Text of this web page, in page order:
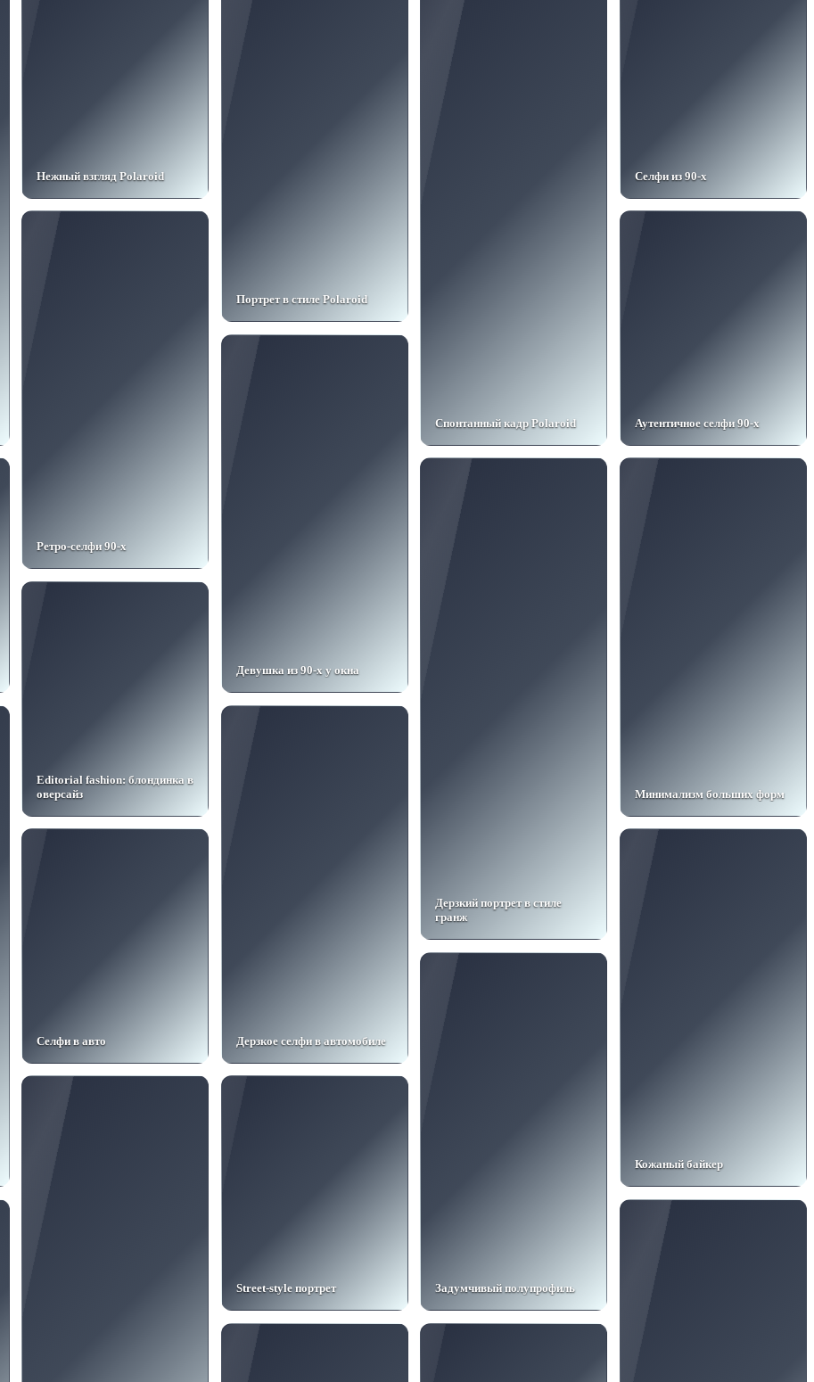
Нежный взгляд Polaroid
Портрет в стиле Polaroid
Спонтанный кадр Polaroid
Селфи из 90-х
Ретро-селфи 90-х
Аутентичное селфи 90-х
Девушка из 90-х у окна
Дерзкий портрет в стиле
гранж
Минимализм больших форм
Editorial fashion: блондинка в
оверсайз
Дерзкое селфи в автомобиле
Селфи в авто
Кожаный байкер
Задумчивый полупрофиль
Street-style портрет